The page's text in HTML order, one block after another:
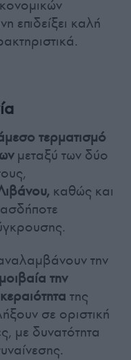
επιδείξει καλή
τερματισμό
μεταξύ των δύο
καθώς και
την
την
της
σε οριστική
με δυνατότητα